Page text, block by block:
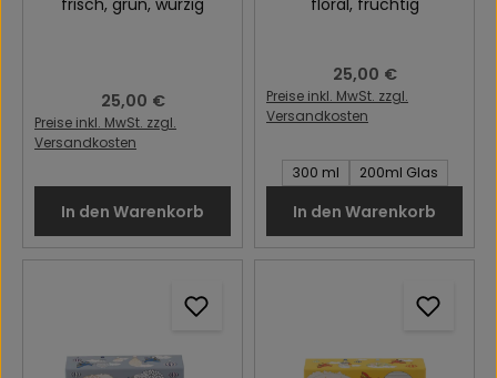
frisch, grün, würzig
Regulärer Preis:
25,00 €
Preise inkl. MwSt. zzgl.
Versandkosten
In den Warenkorb
floral, fruchtig
Regulärer Preis:
25,00 €
Preise inkl. MwSt. zzgl.
Versandkosten
Inhalt des Artikel:
300 ml 200ml Glas
In den Warenkorb